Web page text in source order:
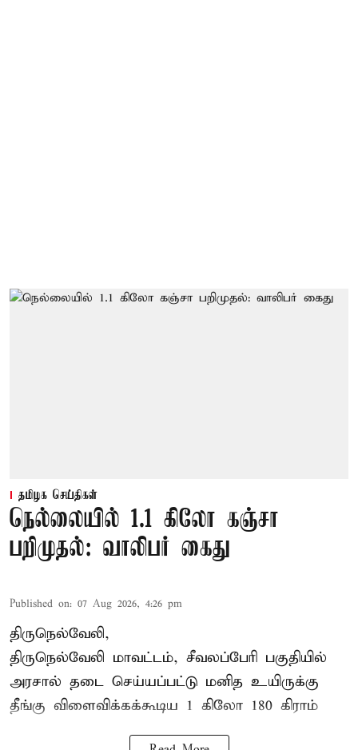
தமிழக செய்திகள்
நெல்லையில் 1.1 கிலோ கஞ்சா
பறிமுதல்: வாலிபர் கைது
Published on: 07 Aug 2026, 4:26 pm
திருநெல்வேலி,
திருநெல்வேலி மாவட்டம், சீவலப்பேரி பகுதியில்
அரசால் தடை செய்யப்பட்டு மனித உயிருக்கு
தீங்கு விளைவிக்கக்கூடிய 1 கிலோ 180 கிராம்